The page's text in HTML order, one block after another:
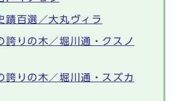
蹟百選／大丸ヴィラ
誇りの木／堀川通・クスノ
誇りの木／堀川通・スズカ